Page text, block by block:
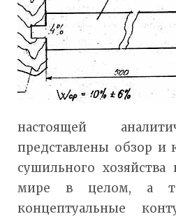
настоящей
представлены обзор и
сушильного
мире в целом, а
концептуальные